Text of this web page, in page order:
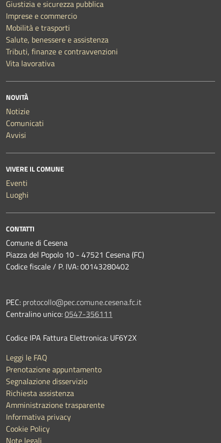
Giustizia e sicurezza pubblica
Imprese e commercio
Mobilità e trasporti
Salute, benessere e assistenza
Tributi, finanze e contravvenzioni
Vita lavorativa
NOVITÀ
Notizie
Comunicati
Avvisi
VIVERE IL COMUNE
Eventi
Luoghi
CONTATTI
Comune di Cesena
Piazza del Popolo 10 - 47521 Cesena (FC)
Codice fiscale / P. IVA: 00143280402
PEC: protocollo@pec.comune.cesena.fc.it
Centralino unico:0547-356111
Codice IPA Fattura Elettronica: UF6Y2X
Leggi le FAQ
Prenotazione appuntamento
Segnalazione disservizio
Richiesta assistenza
Amministrazione trasparente
Informativa privacy
Cookie Policy
Note legali